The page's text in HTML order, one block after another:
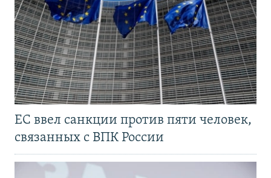
ЕС ввел санкции против пяти человек,
связанных с ВПК России